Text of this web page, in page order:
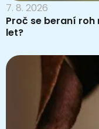
7. 8. 2026
Proč se beraní
let?